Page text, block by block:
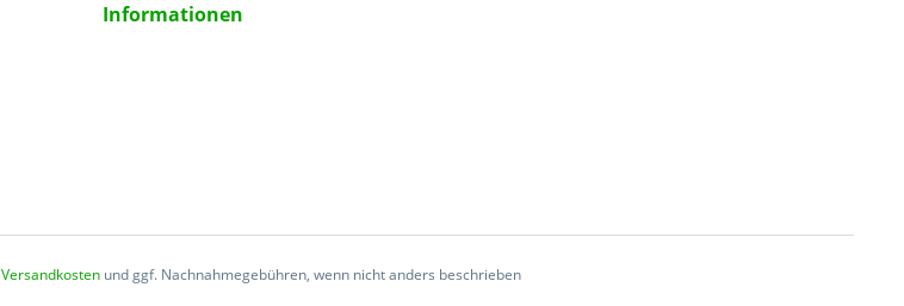
Informationen
Versandkostenund ggf. Nachnahmegebühren, wenn nicht anders beschrieben